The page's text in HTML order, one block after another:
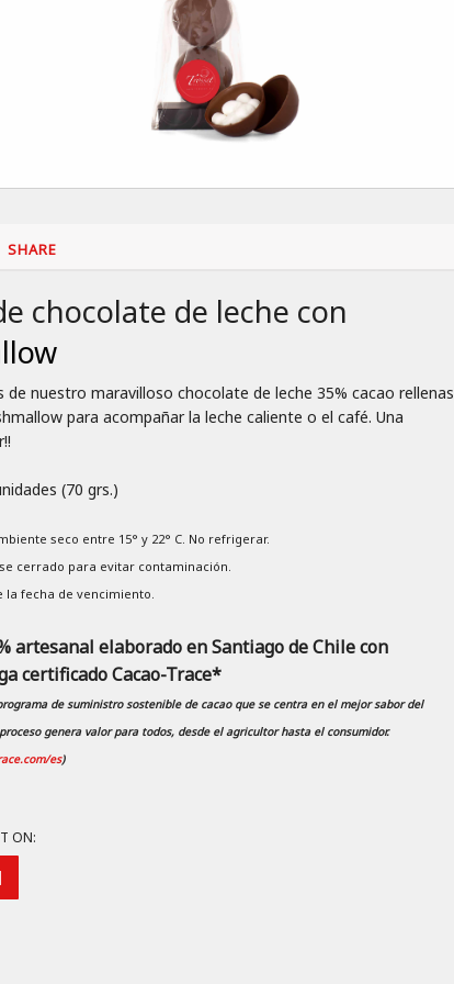
SHARE
chocolate de leche con
de nuestro maravilloso chocolate de leche 35% cacao rellenas
para acompañar la leche caliente o el café. Una
(70 grs.)
seco entre 15° y 22° C. No refrigerar.
cerrado para evitar contaminación.
la fecha de vencimiento.
artesanal elaborado en Santiago de Chile con
certificado Cacao-Trace*
de suministro sostenible de cacao que se centra en el mejor sabor del
genera valor para todos, desde el agricultor hasta el consumidor.
es)
ON: